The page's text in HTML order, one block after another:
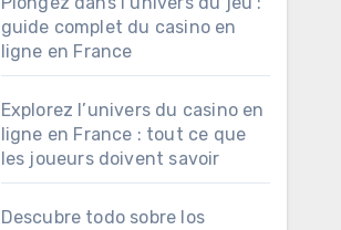
guide complet du casino en
ligne en France
Explorez l’univers du casino en
ligne en France : tout ce que
les joueurs doivent savoir
Descubre todo sobre los